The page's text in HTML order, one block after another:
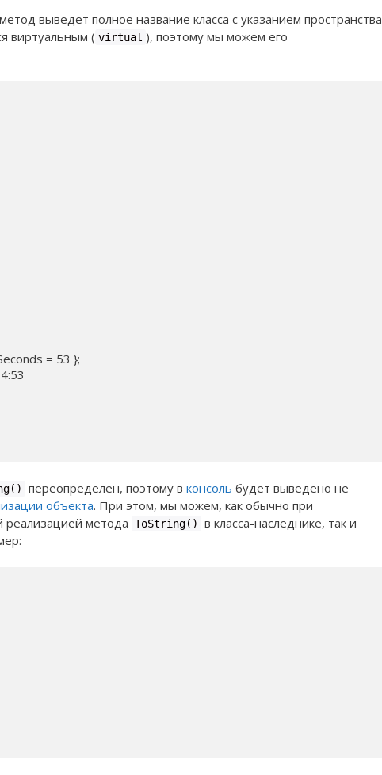
выведет полное название класса с указанием пространства
виртуальным ( virtual ), поэтому мы можем его
= 53 };
переопределен, поэтому в консоль будет выведено не
объекта. При этом, мы можем, как обычно при
реализацией метода ToString()
в класса-наследнике, так и